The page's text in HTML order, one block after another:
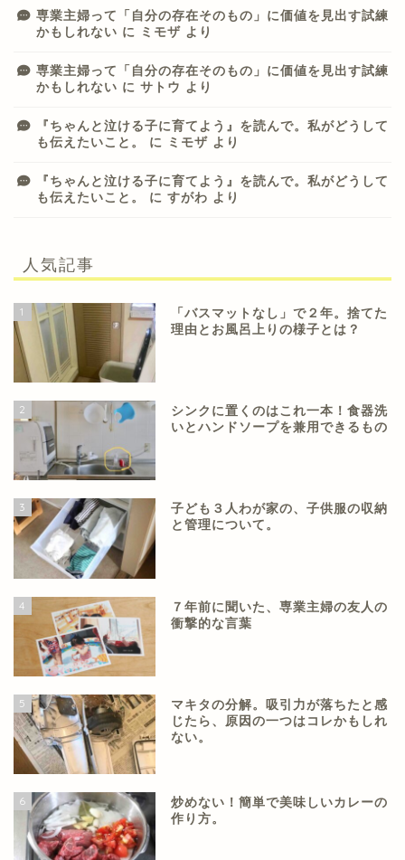
専業主婦って「自分の存在そのもの」に価値を見出す試練
かもしれない に ミモザ より
専業主婦って「自分の存在そのもの」に価値を見出す試練
かもしれない に サトウ より
『ちゃんと泣ける子に育てよう』を読んで。私がどうして
も伝えたいこと。
に ミモザ より
『ちゃんと泣ける子に育てよう』を読んで。私がどうして
も伝えたいこと。
に すがわ より
人気記事
1
「バスマットなし」で２年。捨てた
理由とお風呂上りの様子とは？
2
シンクに置くのはこれ一本！食器洗
いとハンドソープを兼用できるもの
3
子ども３人わが家の、子供服の収納
と管理について。
4
７年前に聞いた、専業主婦の友人の
衝撃的な言葉
5
マキタの分解。吸引力が落ちたと感
じたら、原因の一つはコレかもしれ
ない。
6
炒めない！簡単で美味しいカレーの
作り方。